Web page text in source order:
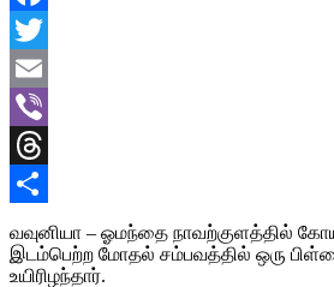
Facebook
Twitter
Email
Viber
Threads
Share
வவுனியா – ஓமந்தை நாவற்குளத்தில்
இடம்பெற்ற மோதல் சம்பவத்தில் ஒரு
உயிரிழந்தார்.